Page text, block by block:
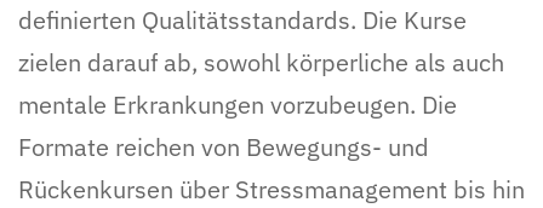
definierten Qualitätsstandards. Die Kurse
zielen darauf ab, sowohl körperliche als auch
mentale Erkrankungen vorzubeugen. Die
Formate reichen von Bewegungs- und
Rückenkursen über Stressmanagement bis hin